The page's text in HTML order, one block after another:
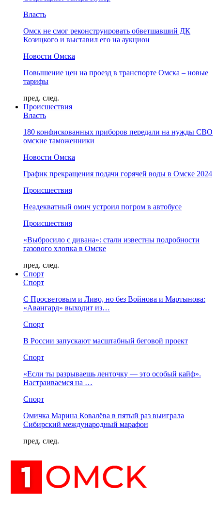
Власть
Омск не смог реконструировать обветшавший ДК
Козицкого и выставил его на аукцион
Новости Омска
Повышение цен на проезд в транспорте Омска – новые
тарифы
пред. след.
Происшествия
Власть
180 конфискованных приборов передали на нужды СВО
омские таможенники
Новости Омска
График прекращения подачи горячей воды в Омске 2024
Происшествия
Неадекватный омич устроил погром в автобусе
Происшествия
«Выбросило с дивана»: стали известны подробности
газового хлопка в Омске
пред. след.
Спорт
Спорт
С Просветовым и Ливо, но без Войнова и Мартынова:
«Авангард» выходит из…
Спорт
В России запускают масштабный беговой проект
Спорт
«Если ты разрываешь ленточку — это особый кайф».
Настраиваемся на …
Спорт
Омичка Марина Ковалёва в пятый раз выиграла
Сибирский международный марафон
пред. след.